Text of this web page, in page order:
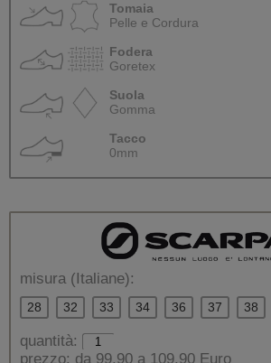
Tomaia
Pelle e Cordura
Fodera
Goretex
Suola
Gomma
Tacco
0mm
misura (Italiane):
28 32 33 34 36 37 38
quantità:
prezzo: da 99,90 a 109,90 Euro